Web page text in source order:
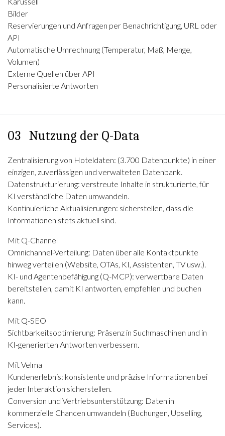
Bilder
Reservierungen und Anfragen per Benachrichtigung, URL oder
API
Automatische Umrechnung (Temperatur, Maß, Menge,
Volumen)
Externe Quellen über API
Personalisierte Antworten
03 Nutzung der Q-Data
Zentralisierung von Hoteldaten: (3.700 Datenpunkte) in einer
einzigen, zuverlässigen und verwalteten Datenbank.
Datenstrukturierung: verstreute Inhalte in strukturierte, für
KI verständliche Daten umwandeln.
Kontinuierliche Aktualisierungen: sicherstellen, dass die
Informationen stets aktuell sind.
Mit Q-Channel
Omnichannel-Verteilung: Daten über alle Kontaktpunkte
hinweg verteilen (Website, OTAs, KI, Assistenten, TV usw.).
KI- und Agentenbefähigung (Q-MCP): verwertbare Daten
bereitstellen, damit KI antworten, empfehlen und buchen
kann.
Mit Q-SEO
Sichtbarkeitsoptimierung: Präsenz in Suchmaschinen und in
KI-generierten Antworten verbessern.
Mit Velma
Kundenerlebnis: konsistente und präzise Informationen bei
jeder Interaktion sicherstellen.
Conversion und Vertriebsunterstützung: Daten in
kommerzielle Chancen umwandeln (Buchungen, Upselling,
Services).